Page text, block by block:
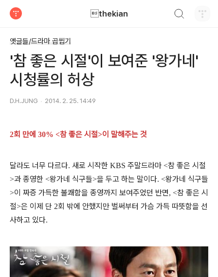
thekian
옛글들/드라마 곱씹기
'참 좋은 시절'이 보여준 '왕가네'
시청률의 허상
D.H.JUNG 2014. 2. 25. 14:49
2회 만에 30% <참 좋은 시절>이 말해주는 것
달라도 너무 다르다. 새로 시작한 KBS 주말드라마 <참 좋은 시절
>과 종영한 <왕가네 식구들>을 두고 하는 말이다. <왕가네 식구들
>이 짜증 가득한 불쾌함을 종영까지 보여주었던 반면, <참 좋은 시
절>은 이제 단 2회 밖에 안했지만 벌써부터 가슴 가득 따뜻함을 선
사하고 있다.